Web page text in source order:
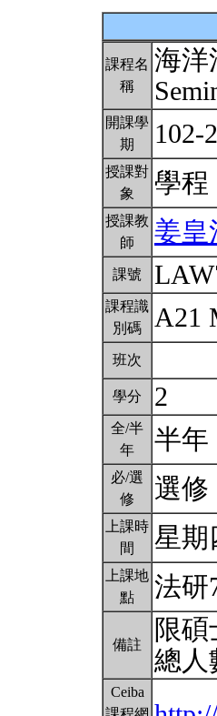
課程名
稱
海洋
開課學
期
102-2
授課對
象
學
授課教
師
姜皇
課號
課程識
別碼
A21
班次
學分 2
全/半
年
半年
必/選
修
選修
上課時
間
星期
上課地
點
法研
備註
限
總人
Ceiba